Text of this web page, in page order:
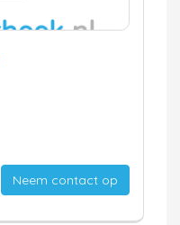
Neem contact op